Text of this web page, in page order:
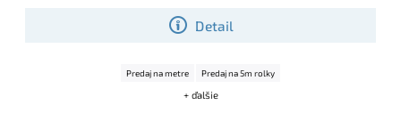
Detail
Predaj na metre Predaj na 5m rolky
+ ďalšie